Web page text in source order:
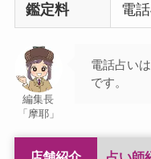
鑑定料 電
編集長
「摩耶」
電話占い
です。